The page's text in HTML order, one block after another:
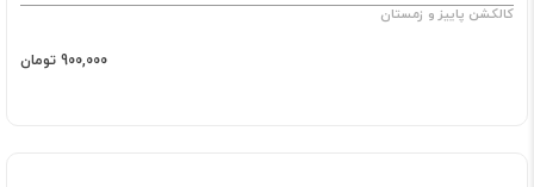
کالکشن پاییز و زمستان
900,000 تومان